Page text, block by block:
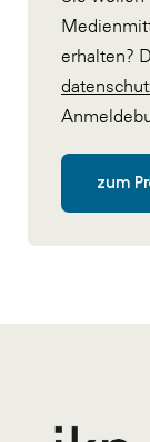
erhalten?
zum